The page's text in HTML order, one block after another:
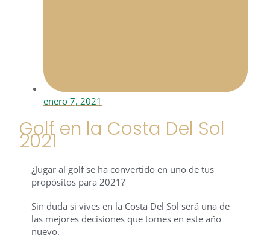
enero 7, 2021
Golf en la Costa Del Sol
2021
¿Jugar al golf se ha convertido en uno de tus
propósitos para 2021?
Sin duda si vives en la Costa Del Sol será una de
las mejores decisiones que tomes en este año
nuevo.